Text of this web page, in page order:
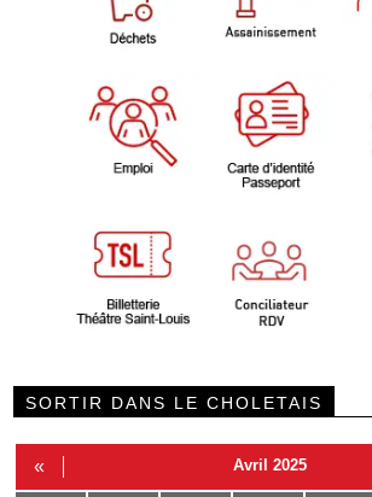
SORTIR DANS LE CHOLETAIS
« Avril 2025